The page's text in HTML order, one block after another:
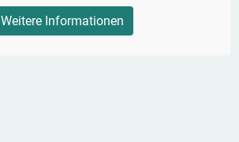
Weitere Informationen